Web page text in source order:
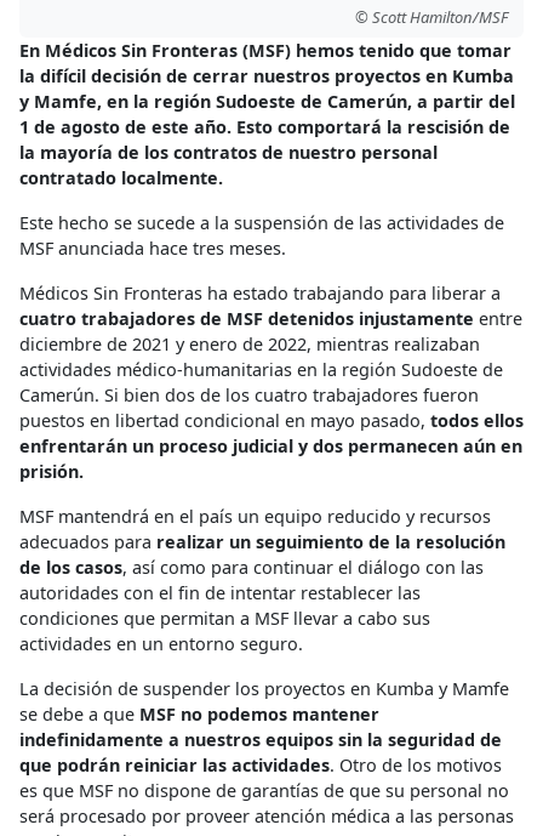
© Scott Hamilton/MSF
En Médicos Sin Fronteras (MSF) hemos tenido que tomar
la difícil decisión de cerrar nuestros proyectos en Kumba
y Mamfe, en la región Sudoeste de Camerún, a partir del
1 de agosto de este año. Esto comportará la rescisión de
la mayoría de los contratos de nuestro personal
contratado localmente.
Este hecho se sucede a la suspensión de las actividades de
MSF anunciada hace tres meses.
Médicos Sin Fronteras ha estado trabajando para liberar a
cuatro trabajadores de MSF detenidos injustamente entre
diciembre de 2021 y enero de 2022, mientras realizaban
actividades médico-humanitarias en la región Sudoeste de
Camerún. Si bien dos de los cuatro trabajadores fueron
puestos en libertad condicional en mayo pasado, todos ellos
enfrentarán un proceso judicial y dos permanecen aún en
prisión.
MSF mantendrá en el país un equipo reducido y recursos
adecuados para realizar un seguimiento de la resolución
de los casos, así como para continuar el diálogo con las
autoridades con el fin de intentar restablecer las
condiciones que permitan a MSF llevar a cabo sus
actividades en un entorno seguro.
La decisión de suspender los proyectos en Kumba y Mamfe
se debe a que MSF no podemos mantener
indefinidamente a nuestros equipos sin la seguridad de
que podrán reiniciar las actividades. Otro de los motivos
es que MSF no dispone de garantías de que su personal no
será procesado por proveer atención médica a las personas